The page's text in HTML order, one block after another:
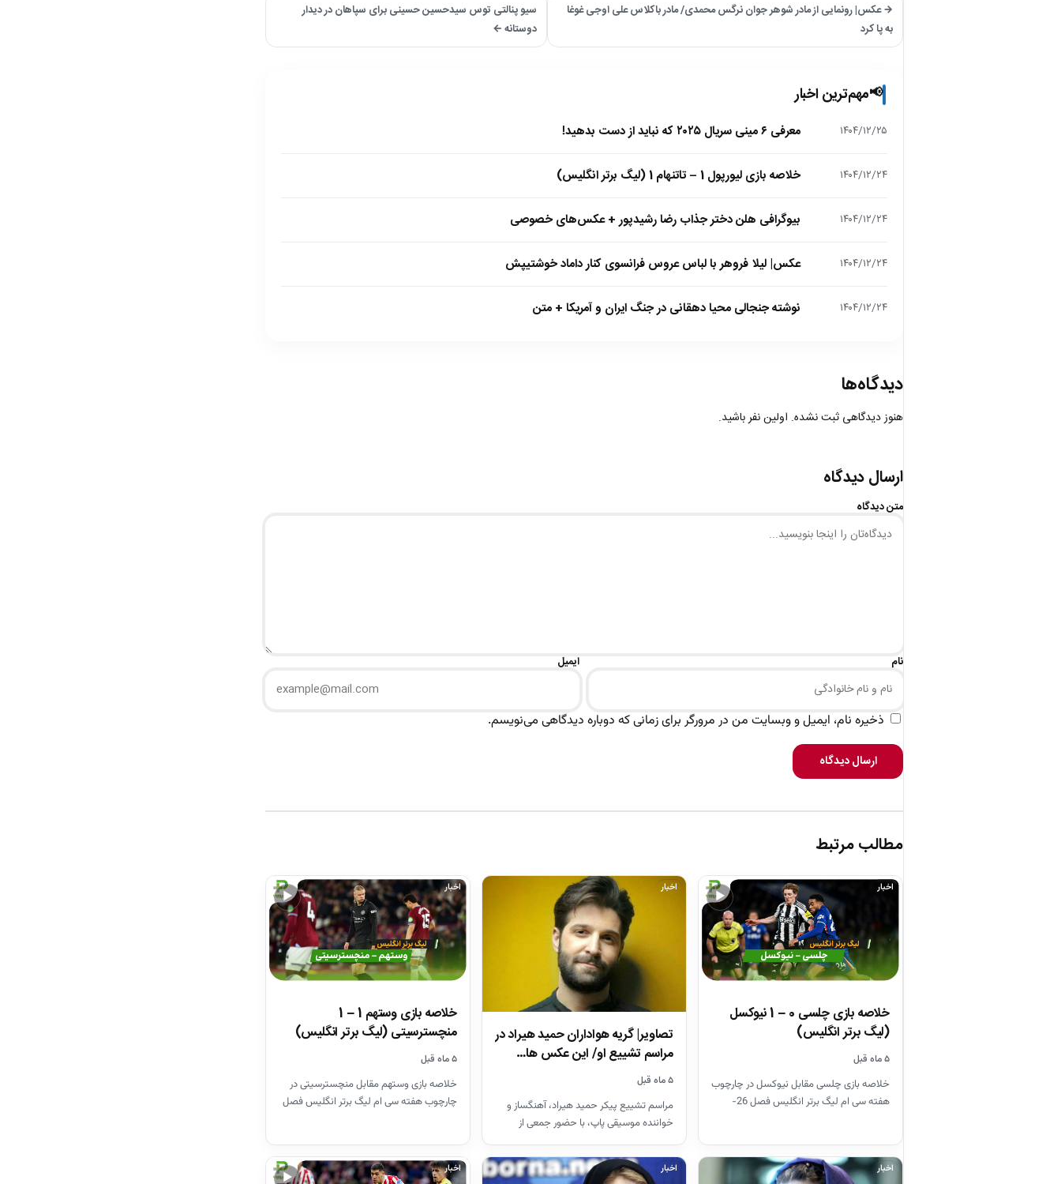
→ عکس| رونمایی از مادر شوهر جوان نرگس محمدی/ مادر باکلاس علی اوجی غوغا
به پا کرد
سیو پنالتی توس سیدحسین حسینی برای سپاهان در دیدار
دوستانه ←
📢مهم‌ترین اخبار
۱۴۰۴/۱۲/۲۵ معرفی ۶ مینی سریال ۲۰۲۵ که نباید از دست بدهید!
۱۴۰۴/۱۲/۲۴ خلاصه بازی لیورپول 1 – تاتنهام 1 (لیگ برتر انگلیس)
۱۴۰۴/۱۲/۲۴ بیوگرافی هلن دختر جذاب رضا رشیدپور + عکس‌های خصوصی
۱۴۰۴/۱۲/۲۴ عکس| لیلا فروهر با لباس عروس فرانسوی کنار داماد خوشتیپش
۱۴۰۴/۱۲/۲۴ نوشته جنجالی محیا دهقانی در جنگ ایران و آمریکا + متن
دیدگاه‌ها
هنوز دیدگاهی ثبت نشده. اولین نفر باشید.
ارسال دیدگاه
متن دیدگاه
نام ایمیل
ذخیره نام، ایمیل و وبسایت من در مرورگر برای زمانی که دوباره دیدگاهی می‌نویسم.
ارسال دیدگاه
مطالب مرتبط
▶
اخبار
خلاصه بازی چلسی 0 – 1 نیوکسل
(لیگ برتر انگلیس)
۵ ماه قبل
خلاصه بازی چلسی مقابل نیوکسل در چارچوب
هفته سی ام لیگ برتر انگلیس فصل 26-
اخبار
تصاویر| گریه هواداران حمید هیراد در
مراسم تشییع او/ این عکس ها…
۵ ماه قبل
مراسم تشییع پیکر حمید هیراد، آهنگساز و
خواننده موسیقی پاپ، با حضور جمعی از
▶
اخبار
خلاصه بازی وستهم 1 – 1
منچسترسیتی (لیگ برتر انگلیس)
۵ ماه قبل
خلاصه بازی وستهم مقابل منچسترسیتی در
چارچوب هفته سی ام لیگ برتر انگلیس فصل
اخبار اخبار
▶
اخبار